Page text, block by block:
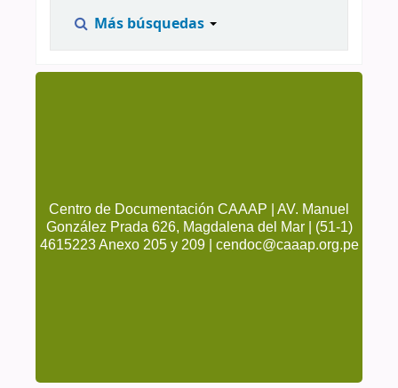
Más búsquedas
Centro de Documentación CAAAP | AV. Manuel
González Prada 626, Magdalena del Mar | (51-1)
4615223 Anexo 205 y 209 | cendoc@caaap.org.pe